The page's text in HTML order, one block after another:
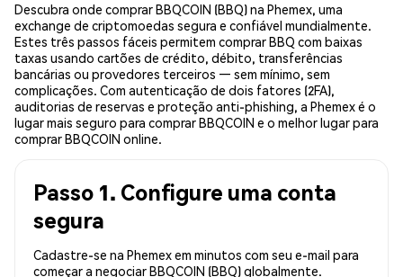
Descubra onde comprar BBQCOIN (BBQ) na Phemex, uma
exchange de criptomoedas segura e confiável mundialmente.
Estes três passos fáceis permitem comprar BBQ com baixas
taxas usando cartões de crédito, débito, transferências
bancárias ou provedores terceiros — sem mínimo, sem
complicações. Com autenticação de dois fatores (2FA),
auditorias de reservas e proteção anti-phishing, a Phemex é o
lugar mais seguro para comprar BBQCOIN e o melhor lugar para
comprar BBQCOIN online.
Passo 1. Configure uma conta
segura
Cadastre-se na Phemex em minutos com seu e-mail para
começar a negociar BBQCOIN (BBQ) globalmente.